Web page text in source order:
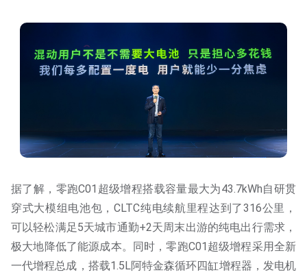
据了解，零跑C01超级增程搭载容量最大为43.7kWh自研贯
穿式大模组电池包，CLTC纯电续航里程达到了316公里，
可以轻松满足5天城市通勤+2天周末出游的纯电出行需求，
极大地降低了能源成本。同时，零跑C01超级增程采用全新
一代增程总成，搭载1.5L阿特金森循环四缸增程器，发电机